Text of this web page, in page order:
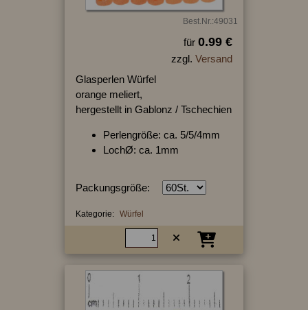
Best.Nr.:49031
für 0.99 €
zzgl. Versand
Glasperlen Würfel
orange meliert,
hergestellt in Gablonz / Tschechien
Perlengröße: ca. 5/5/4mm
LochØ: ca. 1mm
Packungsgröße:
Kategorie: Würfel